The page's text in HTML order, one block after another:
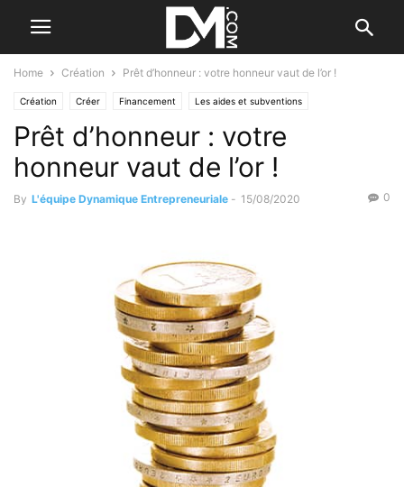
Home Création Prêt d’honneur : votre honneur vaut de l’or !
Création Créer Financement Les aides et subventions
Prêt d’honneur : votre
honneur vaut de l’or !
By L'équipe Dynamique Entrepreneuriale - 15/08/2020 0